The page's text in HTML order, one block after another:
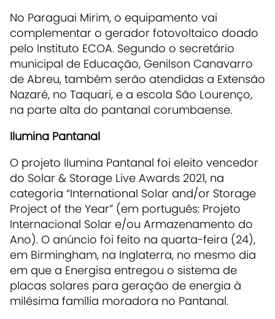
No Paraguai Mirim, o equipamento vai
complementar o gerador fotovoltaico doado
pelo Instituto ECOA. Segundo o secretário
municipal de Educação, Genilson Canavarro
de Abreu, também serão atendidas a Extensão
Nazaré, no Taquari, e a escola São Lourenço,
na parte alta do pantanal corumbaense.
Ilumina Pantanal
O projeto Ilumina Pantanal foi eleito vencedor
do Solar & Storage Live Awards 2021, na
categoria “International Solar and/or Storage
Project of the Year” (em português: Projeto
Internacional Solar e/ou Armazenamento do
Ano). O anúncio foi feito na quarta-feira (24),
em Birmingham, na Inglaterra, no mesmo dia
em que a Energisa entregou o sistema de
placas solares para geração de energia à
milésima família moradora no Pantanal.